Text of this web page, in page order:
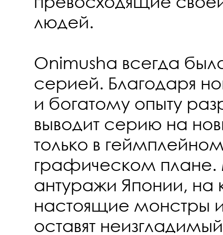
людей.
Onimusha всегда
серией. Благодаря
и богатому опыту
выводит серию на
только в
графическом
антуражи Японии, на
настоящие монстры
оставят